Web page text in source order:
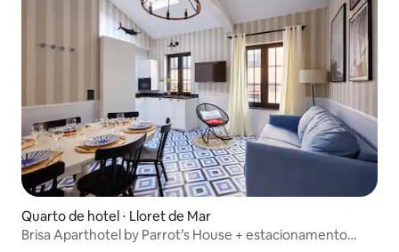
Quarto de hotel ⋅ Lloret de Mar
Brisa Aparthotel by Parrot’s House + estacionamento